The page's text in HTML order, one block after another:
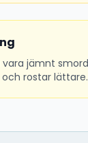
vara jämnt
rostar lättare.